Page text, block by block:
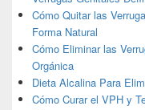
Cómo Quitar las
Forma Natural
Cómo Eliminar las
Orgánica
Dieta Alcalina Para
Cómo Curar el VPH y